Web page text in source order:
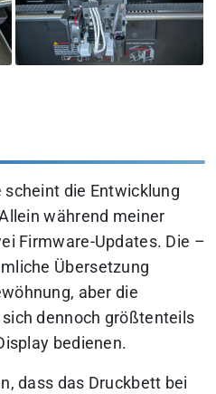
scheint die Entwicklung
während meiner
Firmware-Updates. Die –
Übersetzung
aber die
dennoch größtenteils
bedienen.
dass das Druckbett bei